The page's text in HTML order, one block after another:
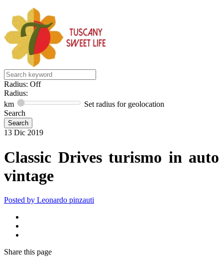
Radius: Off
Radius:
km
Set radius for geolocation
Search
13 Dic 2019
Classic Drives turismo in auto
vintage
Posted by Leonardo pinzauti
Share this page